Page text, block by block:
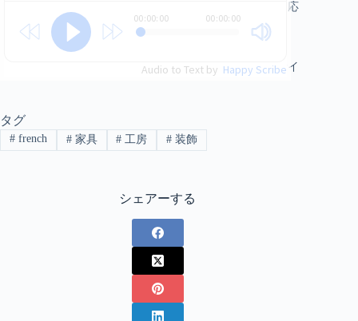
た。見習い師匠の工房で働いた後、文化庁の美術技師に応
募したのです。2003年、モビリエ・ナショナルに入社。
2014年、ヴェルサイユ宮殿での社内公募に応募。
これはミュゼオグラフィーであり、実際には、ヴェルサイ
る、主にシャトーで紹介されている時代は、18世紀と19世
紀です。そこで、その技術だけを使い、それぞれの家具に
適した原材料で伝統的なものを作っています。私たちの技
サンズの歴史。ボリュームや、正しいスタイルに適応した
後、作品を鑑賞する前に学芸員と話し合い、そのようなス
トーリーのために作品の科学的な調査を行うのです。これ
らの技術を結集して、セッティングを再現し、家具や作品
をオリジナルの姿に復元することができるのです。
伝統的な張り地では、張り師は馬の毛などの天然素材を使
って仕事をします。独自のノウハウだが、いつの間にか別
00:00:00 00:00:00
Audio to Text by Happy Scribe
タグ
#french #家具 # 工房 # 装飾
シェアーする